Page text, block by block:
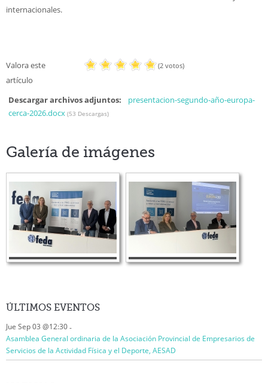
internacionales.
Valora este
artículo
(2 votos)
Descargar archivos adjuntos:
presentacion-segundo-año-europa-
cerca-2026.docx (53 Descargas)
Galería de imágenes
ÚLTIMOS EVENTOS
Jue Sep 03 @12:30-
Asamblea General ordinaria de la Asociación Provincial de Empresarios de
Servicios de la Actividad Física y el Deporte, AESAD